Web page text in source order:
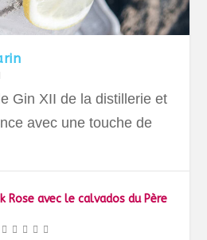
Gin XII de la distillerie et
avec une touche de
Rose avec le calvados du Père